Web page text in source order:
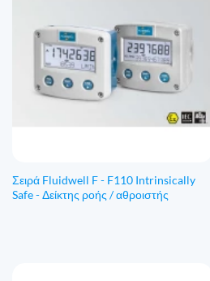
Σειρά Fluidwell F - F110 Intrinsically
Safe - Δείκτης ροής / αθροιστής